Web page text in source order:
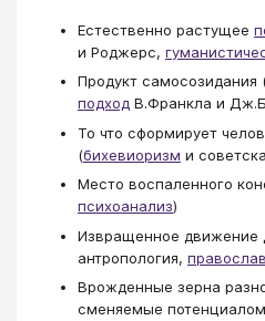
Естественно растущее
и Роджерс,
Продукт самосозидания
подход В.Франкла и
То что сформирует
(бихевиоризм и
Место воспаленного
психоанализ)
Извращенное движение
антропология,
Врожденные зерна
сменяемые потенциалом